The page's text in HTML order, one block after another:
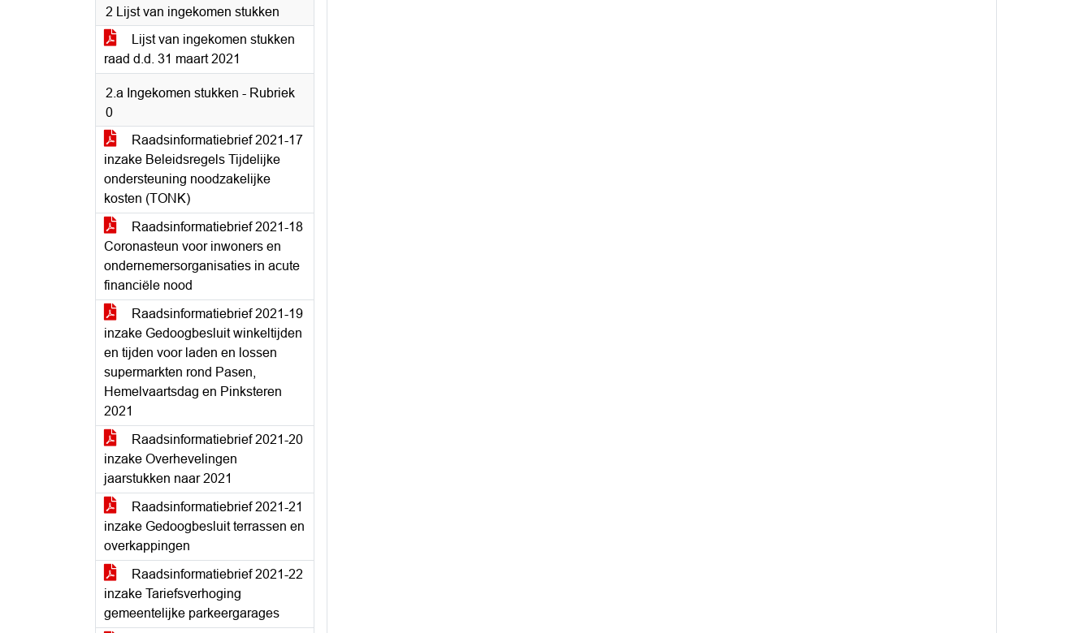
2 Lijst van ingekomen stukken
Lijst van ingekomen stukken
raad d.d. 31 maart 2021
2.a Ingekomen stukken - Rubriek
0
Raadsinformatiebrief 2021-17
inzake Beleidsregels Tijdelijke
ondersteuning noodzakelijke
kosten (TONK)
Raadsinformatiebrief 2021-18
Coronasteun voor inwoners en
ondernemersorganisaties in acute
financiële nood
Raadsinformatiebrief 2021-19
inzake Gedoogbesluit winkeltijden
en tijden voor laden en lossen
supermarkten rond Pasen,
Hemelvaartsdag en Pinksteren
2021
Raadsinformatiebrief 2021-20
inzake Overhevelingen
jaarstukken naar 2021
Raadsinformatiebrief 2021-21
inzake Gedoogbesluit terrassen en
overkappingen
Raadsinformatiebrief 2021-22
inzake Tariefsverhoging
gemeentelijke parkeergarages